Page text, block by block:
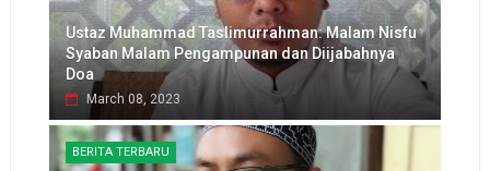
Ustaz Muhammad Taslimurrahman: Malam Nisfu
Syaban Malam Pengampunan dan Diijabahnya
Doa
March 08, 2023
BERITA TERBARU